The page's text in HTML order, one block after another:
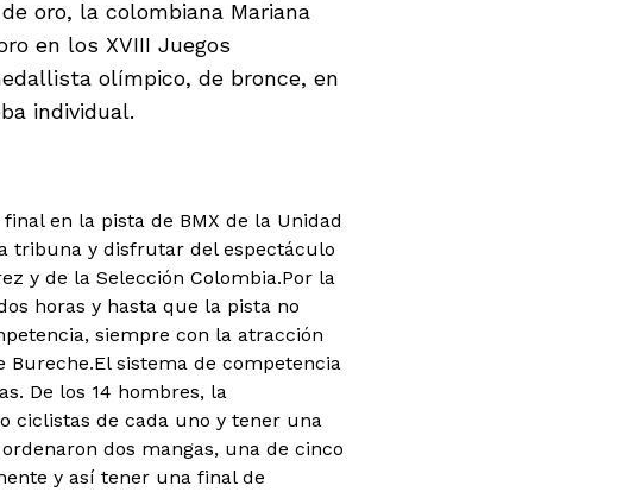
oro, la colombiana Mariana
en los XVIII Juegos
olímpico, de bronce, en
individual.
en la pista de BMX de la Unidad
tribuna y disfrutar del espectáculo
y de la Selección Colombia.Por la
horas y hasta que la pista no
siempre con la atracción
Bureche.El sistema de competencia
De los 14 hombres, la
ciclistas de cada uno y tener una
dos mangas, una de cinco
y así tener una final de